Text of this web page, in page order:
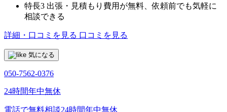
特長3 出張・見積もり費用が無料、依頼前でも気軽に
相談できる
詳細・口コミを見る 口コミを見る
気になる
050-7562-0376
24時間年中無休
電話で無料相談24時間年中無休